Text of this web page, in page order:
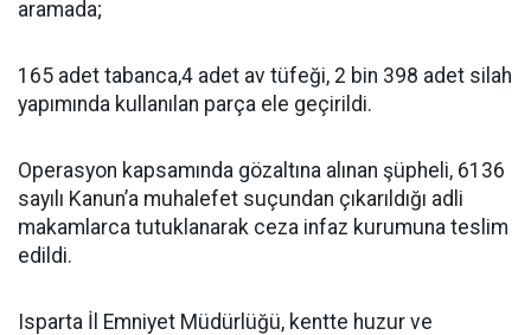
aramada;
165 adet tabanca,4 adet av tüfeği, 2 bin 398 adet silah
yapımında kullanılan parça ele geçirildi.
Operasyon kapsamında gözaltına alınan şüpheli, 6136
sayılı Kanun’a muhalefet suçundan çıkarıldığı adli
makamlarca tutuklanarak ceza infaz kurumuna teslim
edildi.
Isparta İl Emniyet Müdürlüğü, kentte huzur ve